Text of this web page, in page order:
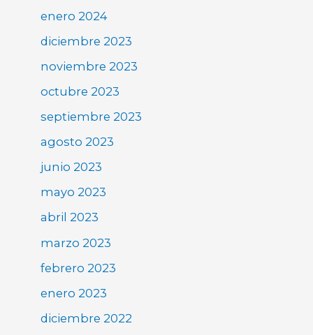
enero 2024
diciembre 2023
noviembre 2023
octubre 2023
septiembre 2023
agosto 2023
junio 2023
mayo 2023
abril 2023
marzo 2023
febrero 2023
enero 2023
diciembre 2022